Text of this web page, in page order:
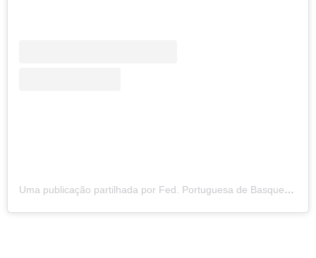
Uma publicação partilhada por Fed. Portuguesa de Basquetebol (@fpbasquetebol)